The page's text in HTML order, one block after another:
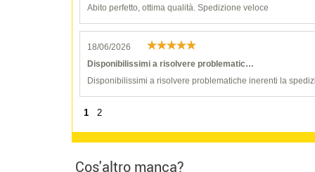
Abito perfetto, ottima qualità. Spedizione veloce
18/06/2026
Disponibilissimi a risolvere problematic…
Disponibilissimi a risolvere problematiche inerenti la
1 2
Cos'altro manca?